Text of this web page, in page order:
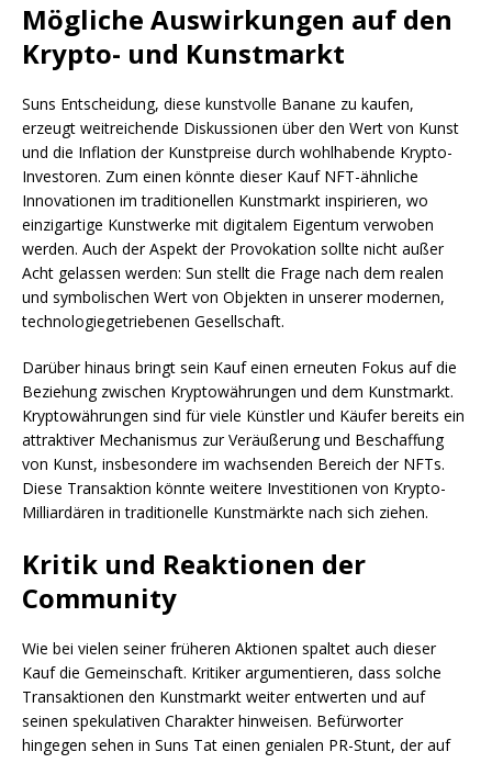
Mögliche Auswirkungen auf den
Krypto- und Kunstmarkt
Suns Entscheidung, diese kunstvolle Banane zu kaufen,
erzeugt weitreichende Diskussionen über den Wert von Kunst
und die Inflation der Kunstpreise durch wohlhabende Krypto-
Investoren. Zum einen könnte dieser Kauf NFT-ähnliche
Innovationen im traditionellen Kunstmarkt inspirieren, wo
einzigartige Kunstwerke mit digitalem Eigentum verwoben
werden. Auch der Aspekt der Provokation sollte nicht außer
Acht gelassen werden: Sun stellt die Frage nach dem realen
und symbolischen Wert von Objekten in unserer modernen,
technologiegetriebenen Gesellschaft.
Darüber hinaus bringt sein Kauf einen erneuten Fokus auf die
Beziehung zwischen Kryptowährungen und dem Kunstmarkt.
Kryptowährungen sind für viele Künstler und Käufer bereits ein
attraktiver Mechanismus zur Veräußerung und Beschaffung
von Kunst, insbesondere im wachsenden Bereich der NFTs.
Diese Transaktion könnte weitere Investitionen von Krypto-
Milliardären in traditionelle Kunstmärkte nach sich ziehen.
Kritik und Reaktionen der
Community
Wie bei vielen seiner früheren Aktionen spaltet auch dieser
Kauf die Gemeinschaft. Kritiker argumentieren, dass solche
Transaktionen den Kunstmarkt weiter entwerten und auf
seinen spekulativen Charakter hinweisen. Befürworter
hingegen sehen in Suns Tat einen genialen PR-Stunt, der auf